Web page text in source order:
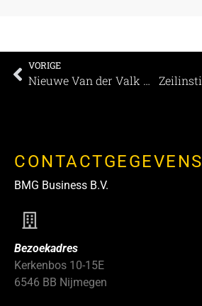
VORIGE
Nieuwe Van der Valk Mechelen weer open voor gasten en take away gerechten
CONTACTGEGEVENS
BMG Business B.V.
Bezoekadres
Kerkenbos 10-15E
6546 BB Nijmegen